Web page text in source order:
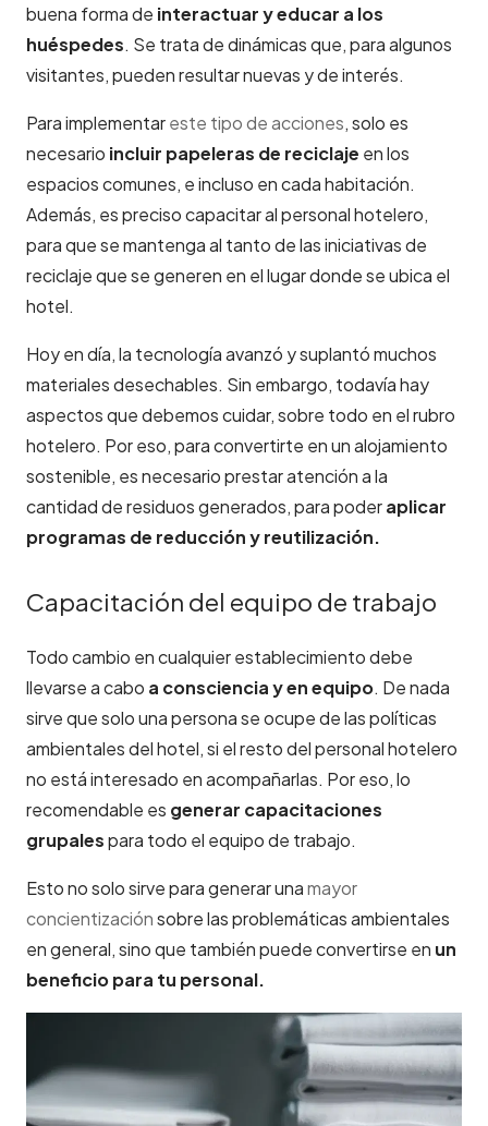
buena forma de interactuar y educar a los
huéspedes. Se trata de dinámicas que, para algunos
visitantes, pueden resultar nuevas y de interés.
Para implementareste tipo de acciones, solo es
necesario incluir papeleras de reciclaje en los
espacios comunes, e incluso en cada habitación.
Además, es preciso capacitar al personal hotelero,
para que se mantenga al tanto de las iniciativas de
reciclaje que se generen en el lugar donde se ubica el
hotel.
Hoy en día, la tecnología avanzó y suplantó muchos
materiales desechables. Sin embargo, todavía hay
aspectos que debemos cuidar, sobre todo en el rubro
hotelero. Por eso, para convertirte en un alojamiento
sostenible, es necesario prestar atención a la
cantidad de residuos generados, para poderaplicar
programas de reducción y reutilización.
Capacitación del equipo de trabajo
Todo cambio en cualquier establecimiento debe
llevarse a cabo a consciencia y en equipo. De nada
sirve que solo una persona se ocupe de las políticas
ambientales del hotel, si el resto del personal hotelero
no está interesado en acompañarlas. Por eso, lo
recomendable es generar capacitaciones
grupalespara todo el equipo de trabajo.
Esto no solo sirve para generar unamayor
concientizaciónsobre las problemáticas ambientales
en general, sino que también puede convertirse en un
beneficio para tu personal.